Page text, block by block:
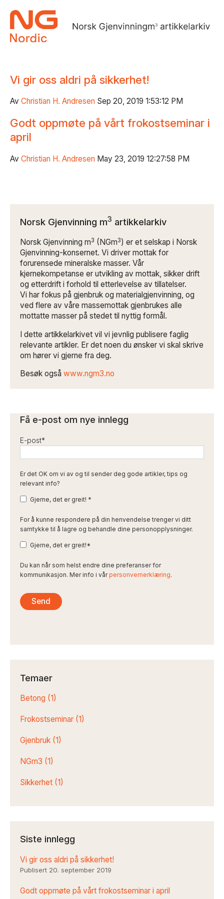
Vi gir oss aldri på sikkerhet!
Av Christian H. Andresen Sep 20, 2019 1:53:12 PM
Godt oppmøte på vårt frokostseminar i
april
Av Christian H. Andresen May 23, 2019 12:27:58 PM
Norsk Gjenvinning m3 artikkelarkiv
Norsk Gjenvinning m3 (NGm3) er et selskap i Norsk
Gjenvinning-konsernet. Vi driver mottak for
forurensede mineralske masser. Vår
kjernekompetanse er utvikling av mottak, sikker drift
og etterdrift i forhold til etterlevelse av tillatelser.
Vi har fokus på gjenbruk og materialgjenvinning, og
ved flere av våre massemottak gjenbrukes alle
mottatte masser på stedet til nyttig formål.
I dette artikkelarkivet vil vi jevnlig publisere faglig
relevante artikler. Er det noen du ønsker vi skal skrive
om hører vi gjerne fra deg.
Besøk også www.ngm3.no
Få e-post om nye innlegg
E-post*
Er det OK om vi av og til sender deg gode artikler, tips og
relevant info?
Gjerne, det er greit! *
For å kunne respondere på din henvendelse trenger vi ditt
samtykke til å lagre og behandle dine personopplysninger.
Gjerne, det er greit!*
Du kan når som helst endre dine preferanser for
kommunikasjon. Mer info i vårpersonvernerklæring.
Temaer
Betong (1)
Frokostseminar (1)
Gjenbruk (1)
NGm3 (1)
Sikkerhet (1)
Siste innlegg
Vi gir oss aldri på sikkerhet!
Publisert 20. september 2019
Godt oppmøte på vårt frokostseminar i april